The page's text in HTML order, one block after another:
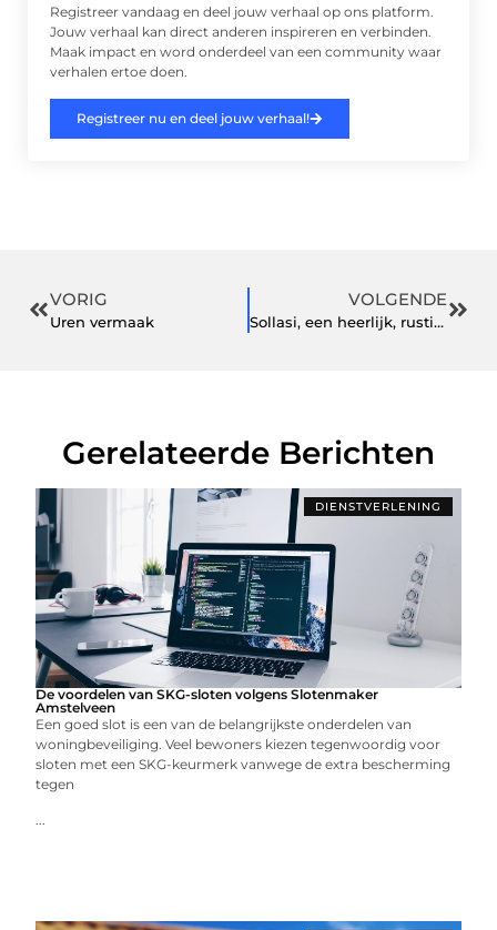
Registreer vandaag en deel jouw verhaal op ons platform.
Jouw verhaal kan direct anderen inspireren en verbinden.
Maak impact en word onderdeel van een community waar
verhalen ertoe doen.
Registreer nu en deel jouw verhaal!
VORIG
Uren vermaak
VOLGENDE
Sollasi, een heerlijk, rustig en mooi vakantiepark bij Noordwijk
Gerelateerde Berichten
DIENSTVERLENING
De voordelen van SKG-sloten volgens Slotenmaker
Amstelveen
Een goed slot is een van de belangrijkste onderdelen van
woningbeveiliging. Veel bewoners kiezen tegenwoordig voor
sloten met een SKG-keurmerk vanwege de extra bescherming
tegen
...